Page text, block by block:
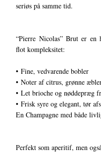
seriøs på samme tid.
“Pierre Nicolas” Brut er en
flot kompleksitet:
• Fine, vedvarende bobler
• Noter af citrus, grønne
• Let brioche og nøddepræg
• Frisk syre og elegant, tør
En Champagne med både
Perfekt som aperitif, men